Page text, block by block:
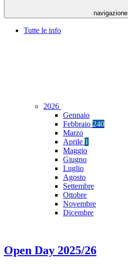
navigazione
Tutte le info
2026
Gennaio
Febbraio 240
Marzo
Aprile 1
Maggio
Giugno
Luglio
Agosto
Settembre
Ottobre
Novembre
Dicembre
Open Day 2025/26